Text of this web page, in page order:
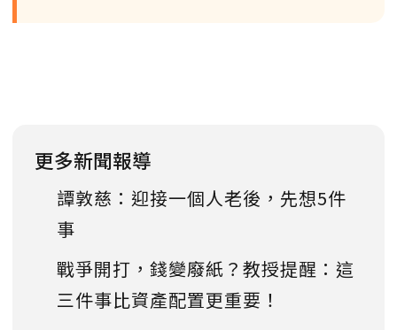
更多新聞報導
譚敦慈：迎接一個人老後，先想5件
事
戰爭開打，錢變廢紙？教授提醒：這
三件事比資產配置更重要！